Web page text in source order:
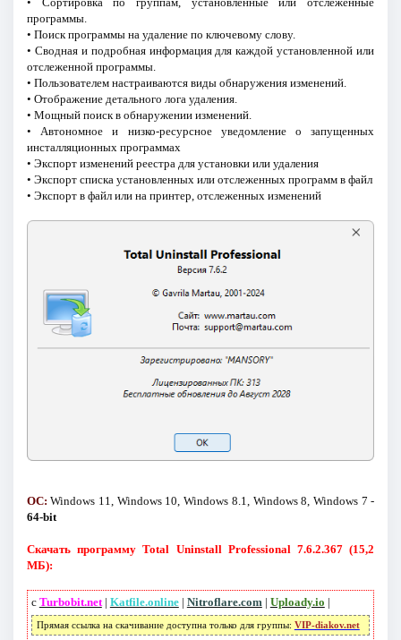
программы.
• Поиск программы на удаление по ключевому слову.
• Сводная и подробная информация для каждой установленной или
отслеженной программы.
• Пользователем настраиваются виды обнаружения изменений.
• Отображение детального лога удаления.
• Мощный поиск в обнаружении изменений.
• Автономное и низко-ресурсное уведомление о запущенных
инсталляционных программах
• Экспорт изменений реестра для установки или удаления
• Экспорт списка установленных или отслеженных программ в файл
• Экспорт в файл или на принтер, отслеженных изменений
ОС: Windows 11, Windows 10, Windows 8.1, Windows 8, Windows 7 -
64-bit
Скачать программу Total Uninstall Professional 7.6.2.367 (15,2
МБ):
с Turbobit.net| Katfile.online| Nitroflare.com| Uploady.io |
Прямая ссылка на скачивание доступна только для группы: VIP-diakov.net